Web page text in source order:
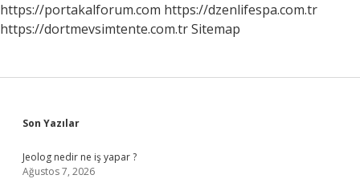
https://portakalforum.com https://dzenlifespa.com.tr
https://dortmevsimtente.com.trSitemap
Sidebar
Son Yazılar
Jeolog nedir ne iş yapar ?
Ağustos 7, 2026